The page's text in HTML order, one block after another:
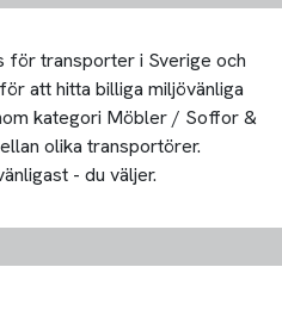
för transporter i Sverige och
att hitta billiga miljövänliga
kategori Möbler / Soffor &
olika transportörer.
- du väljer.